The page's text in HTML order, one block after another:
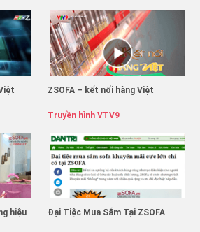
ZSOFA – kết nối hàng Việt
Truyền hình VTV9
hiệu
Đại Tiệc Mua Sắm Tại ZSOFA